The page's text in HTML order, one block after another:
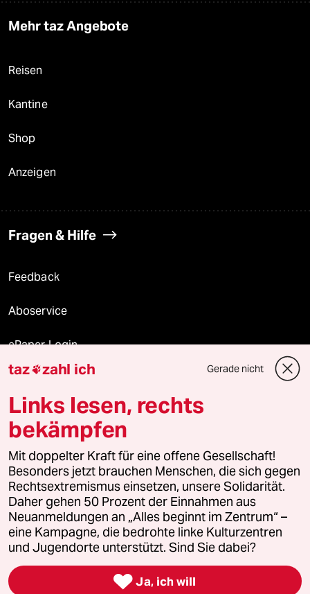
Mehr taz Angebote
Reisen
Kantine
Shop
Anzeigen
Fragen & Hilfe
Feedback
Aboservice
ePaper Login
Downloads für Abonnierende
© 2026 taz Verlags und Vertriebs GmbH
Alle Rechte vorbehalten. Bei rechtlichen Fragen oder für Genehmigungen
wenden Sie sich bitte an
lizenzen@taz.de
Feedback Redaktionsstatut Kommune-Richtlinien
Leitlinie Informant Datenschutz Impressum AGB
Seitenwende Einwilligungen widerrufen (Ads)
taz zahl ich Gerade nicht
Links lesen, rechts
bekämpfen
Mit doppelter Kraft für eine offene Gesellschaft!
Besonders jetzt brauchen Menschen, die sich gegen
Rechtsextremismus einsetzen, unsere Solidarität.
Daher gehen 50 Prozent der Einnahmen aus
Neuanmeldungen an „Alles beginnt im Zentrum“ –
eine Kampagne, die bedrohte linke Kulturzentren
und Jugendorte unterstützt. Sind Sie dabei?
 Ja, ich will